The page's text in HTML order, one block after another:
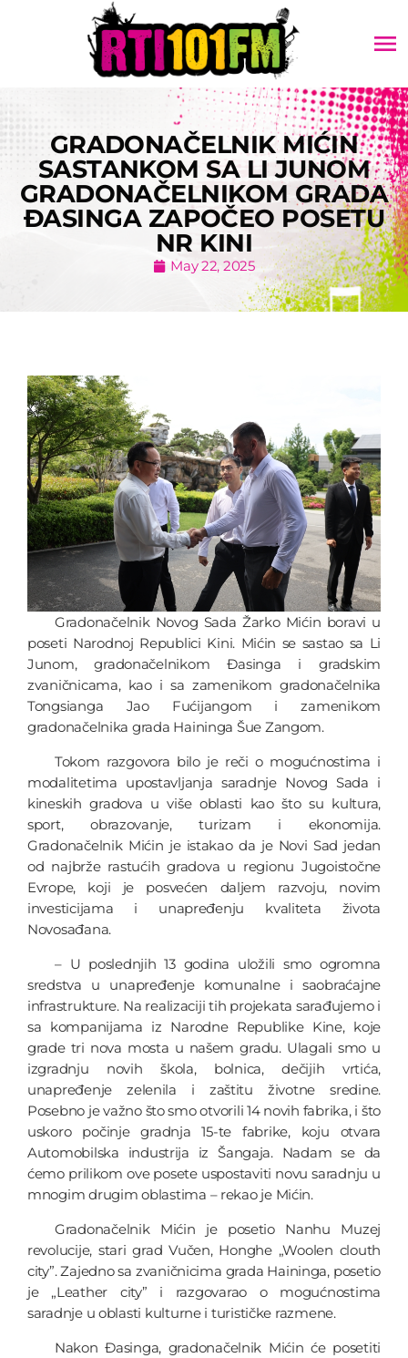
menu
GRADONAČELNIK MIĆIN
SASTANKOM SA LI JUNOM
GRADONAČELNIKOM GRADA
ĐASINGA ZAPOČEO POSETU
NR KINI
May 22, 2025
Gradonačelnik Novog Sada Žarko Mićin boravi u
poseti Narodnoj Republici Kini. Mićin se sastao sa Li
Junom, gradonačelnikom Đasinga i gradskim
zvaničnicama, kao i sa zamenikom gradonačelnika
Tongsianga Jao Fućijangom i zamenikom
gradonačelnika grada Haininga Šue Zangom.
Tokom razgovora bilo je reči o mogućnostima i
modalitetima upostavljanja saradnje Novog Sada i
kineskih gradova u više oblasti kao što su kultura,
sport, obrazovanje, turizam i ekonomija.
Gradonačelnik Mićin je istakao da je Novi Sad jedan
od najbrže rastućih gradova u regionu Jugoistočne
Evrope, koji je posvećen daljem razvoju, novim
investicijama i unapređenju kvaliteta života
Novosađana.
– U poslednjih 13 godina uložili smo ogromna
sredstva u unapređenje komunalne i saobraćajne
infrastrukture. Na realizaciji tih projekata sarađujemo i
sa kompanijama iz Narodne Republike Kine, koje
grade tri nova mosta u našem gradu. Ulagali smo u
izgradnju novih škola, bolnica, dečijih vrtića,
unapređenje zelenila i zaštitu životne sredine.
Posebno je važno što smo otvorili 14 novih fabrika, i što
uskoro počinje gradnja 15-te fabrike, koju otvara
Automobilska industrija iz Šangaja. Nadam se da
ćemo prilikom ove posete uspostaviti novu saradnju u
mnogim drugim oblastima – rekao je Mićin.
Gradonačelnik Mićin je posetio Nanhu Muzej
revolucije, stari grad Vučen, Honghe „Woolen clouth
city”. Zajedno sa zvaničnicima grada Haininga, posetio
je „Leather city” i razgovarao o mogućnostima
saradnje u oblasti kulturne i turističke razmene.
Nakon Đasinga, gradonačelnik Mićin će posetiti